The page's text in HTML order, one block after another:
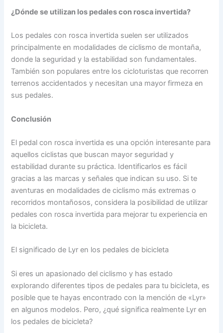
¿Dónde se utilizan los pedales con rosca invertida?
Los pedales con rosca invertida suelen ser utilizados
principalmente en modalidades de ciclismo de montaña,
donde la seguridad y la estabilidad son fundamentales.
También son populares entre los cicloturistas que recorren
terrenos accidentados y necesitan una mayor firmeza en
sus pedales.
Conclusión
El pedal con rosca invertida es una opción interesante para
aquellos ciclistas que buscan mayor seguridad y
estabilidad durante su práctica. Identificarlos es fácil
gracias a las marcas y señales que indican su uso. Si te
aventuras en modalidades de ciclismo más extremas o
recorridos montañosos, considera la posibilidad de utilizar
pedales con rosca invertida para mejorar tu experiencia en
la bicicleta.
El significado de Lyr en los pedales de bicicleta
Si eres un apasionado del ciclismo y has estado
explorando diferentes tipos de pedales para tu bicicleta, es
posible que te hayas encontrado con la mención de «Lyr»
en algunos modelos. Pero, ¿qué significa realmente Lyr en
los pedales de bicicleta?